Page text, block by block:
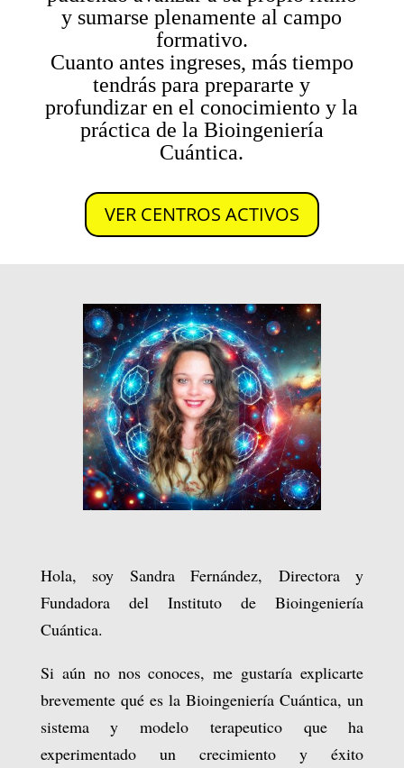
y sumarse plenamente al campo
formativo.
Cuanto antes ingreses, más tiempo
tendrás para prepararte y
profundizar en el conocimiento y la
práctica de la Bioingeniería
Cuántica.
VER CENTROS ACTIVOS
Hola, soy Sandra Fernández, Directora y
Fundadora del Instituto de Bioingeniería
Cuántica.
Si aún no nos conoces, me gustaría explicarte
brevemente qué es la Bioingeniería Cuántica, un
sistema y modelo terapeutico que ha
experimentado un crecimiento y éxito